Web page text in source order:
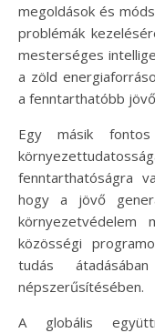
megoldások és
problémák
mesterséges
a zöld
a fenntarthatóbb
Egy másik
fenntarthatóságra
hogy a jövő
környezetvédelem
közösségi
tudás
népszerűsítésében.
A globális